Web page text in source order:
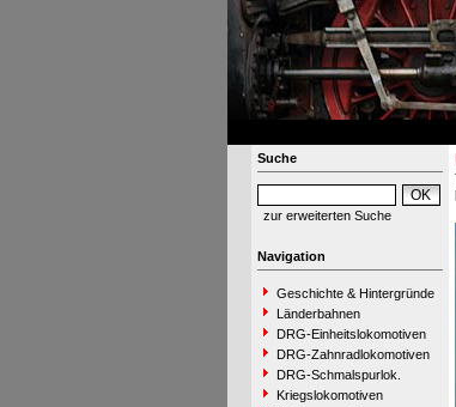
Suche
zur erweiterten Suche
Navigation
Geschichte & Hintergründe
Länderbahnen
DRG-Einheitslokomotiven
DRG-Zahnradlokomotiven
DRG-Schmalspurlok.
Kriegslokomotiven